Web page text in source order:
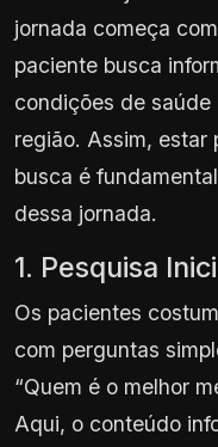
jornada começa
paciente busca
condições de
região. Assim, estar
busca é
dessa jornada.
1. Pesquisa
Os pacientes
com perguntas
“Quem é o melhor
Aqui, o conteúdo